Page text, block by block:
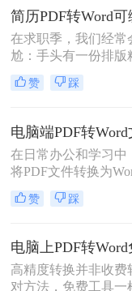
等“惨剧”。面对PDF
全乱/文字错位/串行/
难题，很多人尝试了
依然无法解决。
在求职季，我们经常
尬：手头有一份排版
历，但招聘系统只允
式，或者HR希望能
怎么转word简历的技
要。直接复制粘贴不
还可能丢失关键信息
赞 踩
在日常办公和学习中
将PDF文件转换为
辑和修改。那么电脑
word文档呢？本文将
完成PDF到Word的转
赞 踩
高精度转换并非收费
对方法，免费工具一